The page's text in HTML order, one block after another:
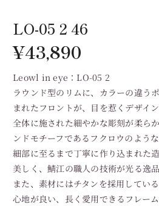
LO-05 2 46
¥43,890
Leowl in eye：LO-05 2
ラウンド型のリムに、カラーの違う
まれたフロントが、目を惹くデザイン
全体に施された細やかな彫刻が柔ら
ンドモチーフであるフクロウのよう
細部に至るまで丁寧に作り込まれた
美しく、鯖江の職人の技術が光る逸品
また、素材にはチタンを採用してい
心地が良い、長く愛用できるフレー